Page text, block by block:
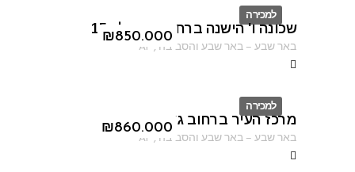
למכירה
ID
₪850.000
שכונה ו' הישנה ברחוב ברנפלד 15
באר שבע–באר שבע והסביבה ,
AF
למכירה
ID
₪860.000
מרכז העיר ברחוב גורדון
באר שבע–באר שבע והסביבה ,
AF